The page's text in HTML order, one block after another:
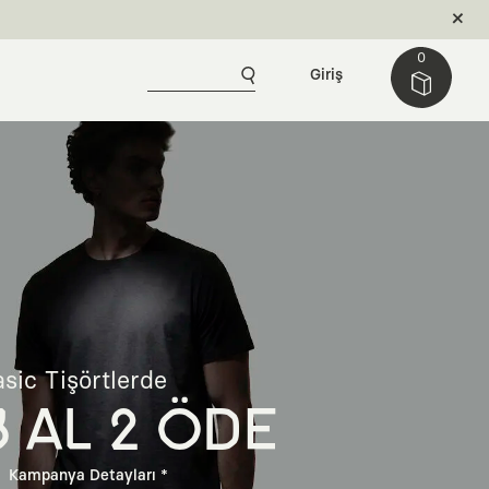
0
Giriş
Tişörtlerde
AL 2 ÖDE
Kampanya Detayları *